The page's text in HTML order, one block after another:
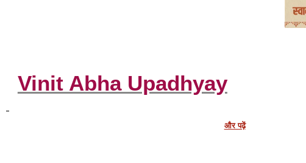
Vinit Abha Upadhyay
-
और पढ़ें